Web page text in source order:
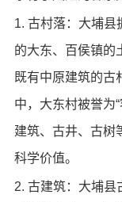
1. 古村落：大埔县
的大东、百侯镇的
既有中原建筑的古
中，大东村被誉为
建筑、古井、古树
科学价值。
2. 古建筑：大埔县